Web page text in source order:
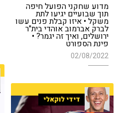
מדוע שחקני הפועל חיפה
תוך שבועיים יגיעו לתת
משקל • איזו קבלת פנים עשו
לברק אברמוב אוהדי בית"ר
ירושלים, ואיך זה יגמר? •
פינת הספורט
02/08/2022
דידי לוקאלי